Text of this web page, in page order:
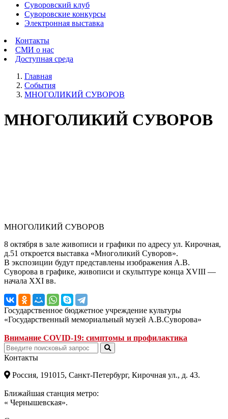
Суворовский клуб
Суворовские конкурсы
Электронная выставка
Контакты
СМИ о нас
Доступная среда
Главная
События
МНОГОЛИКИЙ СУВОРОВ
МНОГОЛИКИЙ СУВОРОВ
МНОГОЛИКИЙ СУВОРОВ
8 октября в зале живописи и графики по адресу ул. Кирочная,
д.51 откроется выставка «Многоликий Суворов».
В экспозиции будут представлены изображения А.В.
Суворова в графике, живописи и скульптуре конца XVIII —
начала XXI вв.
Государственное бюджетное учреждение культуры
«Государственный мемориальный музей А.В.Суворова»
Внимание COVID-19: симптомы и профилактика
Контакты
Россия, 191015, Санкт-Петербург, Кирочная ул., д. 43.
Ближайшая станция метро:
« Чернышевская».